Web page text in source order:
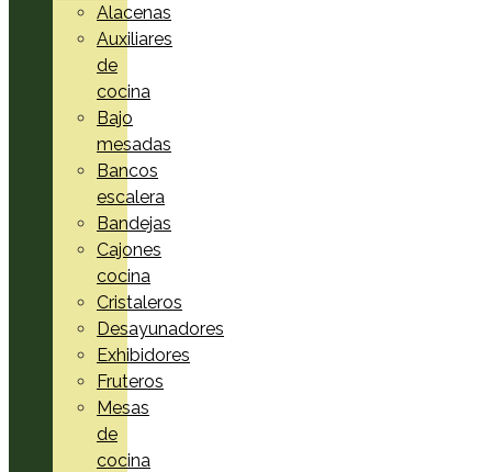
Alacenas
Auxiliares
de
cocina
Bajo
mesadas
Bancos
escalera
Bandejas
Cajones
cocina
Cristaleros
Desayunadores
Exhibidores
Fruteros
Mesas
de
cocina